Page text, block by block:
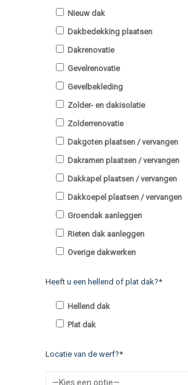
Nieuw dak
Dakbedekking plaatsen
Dakrenovatie
Gevelrenovatie
Gevelbekleding
Zolder- en dakisolatie
Zolderrenovatie
Dakgoten plaatsen / vervangen
Dakramen plaatsen / vervangen
Dakkapel plaatsen / vervangen
Dakkoepel plaatsen / vervangen
Groendak aanleggen
Rieten dak aanleggen
Overige dakwerken
Heeft u een hellend of plat dak?*
Hellend dak
Plat dak
Locatie van de werf?*